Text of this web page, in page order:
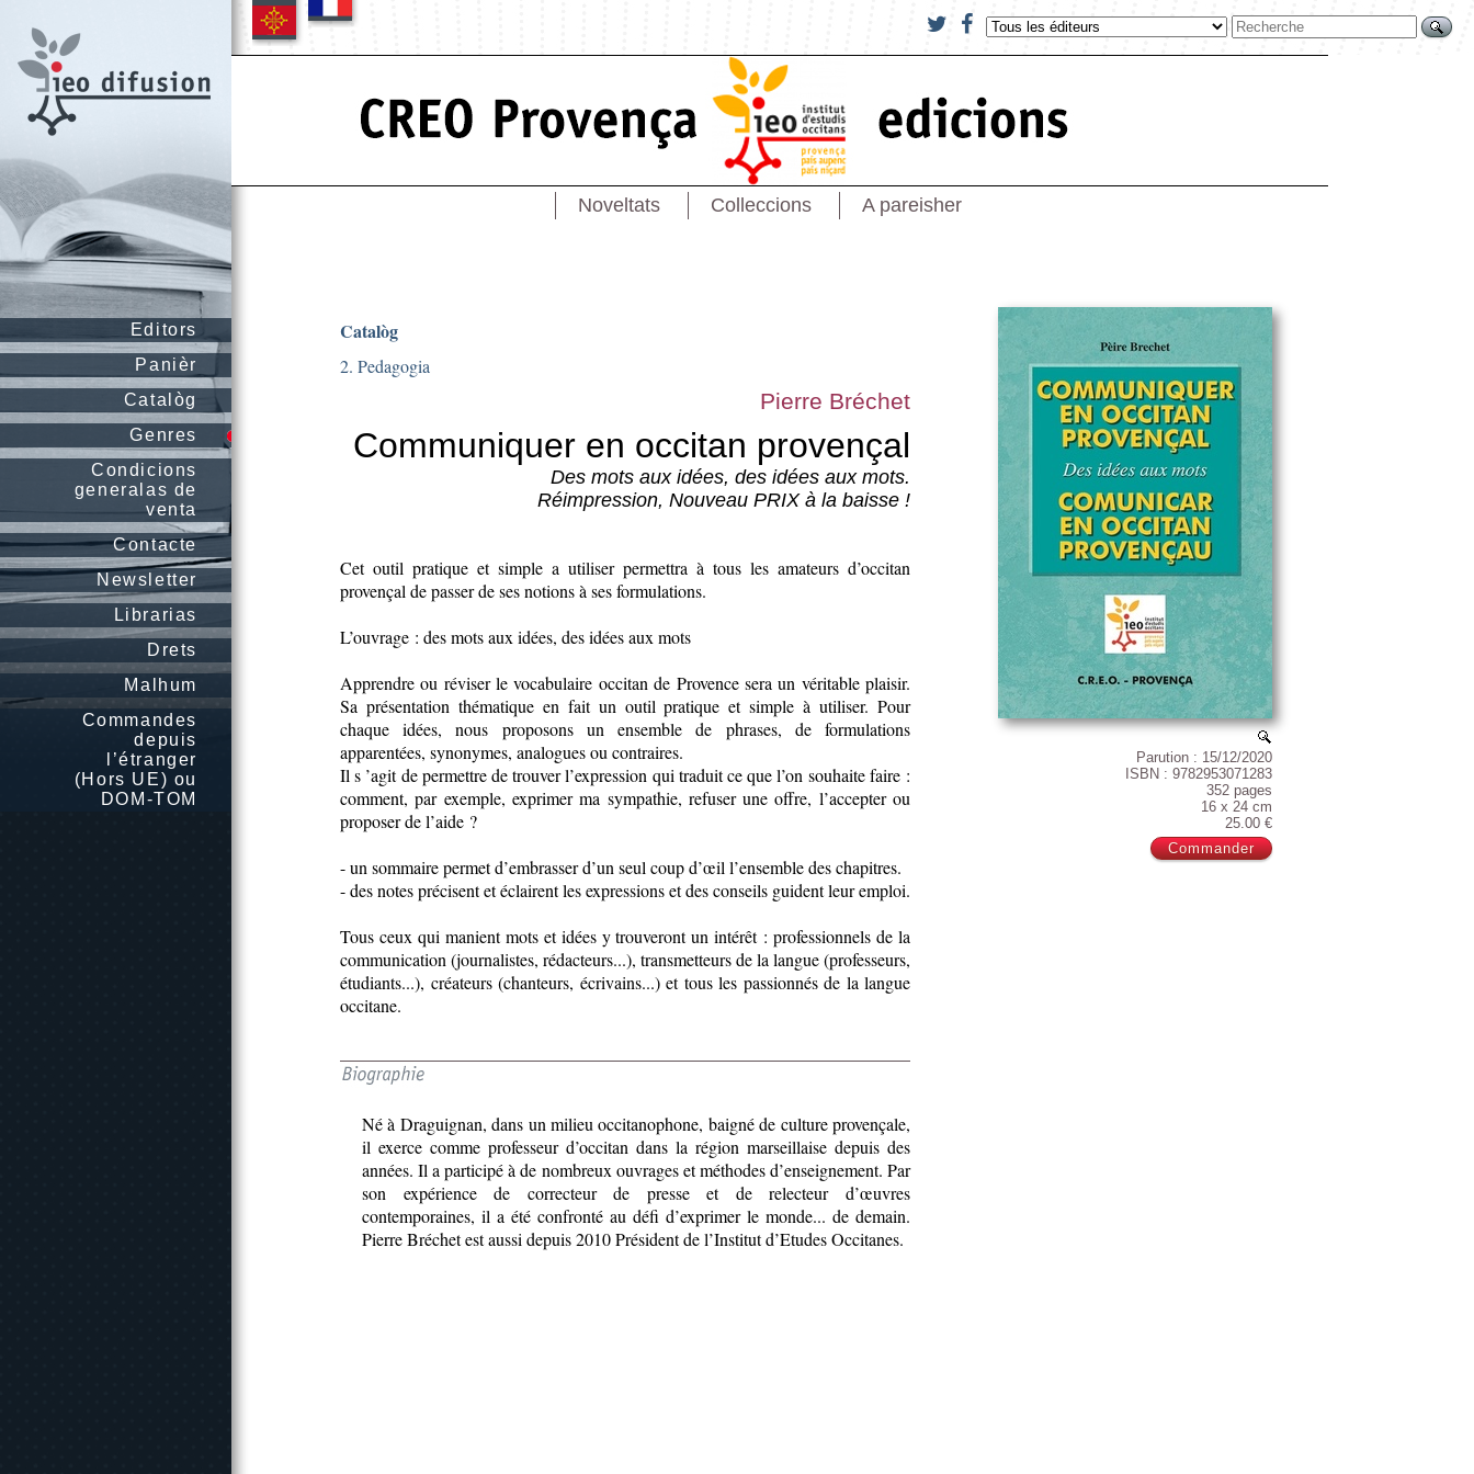
Editors
Panièr
Catalòg
Genres
Condicions
generalas de
venta
Contacte
Newsletter
Librarias
Drets
Malhum
Commandes
depuis
l’étranger
(Hors UE) ou
DOM-TOM
Noveltats Colleccions A pareisher
Parution : 15/12/2020
ISBN : 9782953071283
352 pages
16 x 24 cm
25.00 €
Catalòg
2. Pedagogia
Pierre Bréchet
Communiquer en occitan provençal
Des mots aux idées, des idées aux mots.
Réimpression, Nouveau PRIX à la baisse !
Cet outil pratique et simple a utiliser permettra à tous les amateurs d’occitan
provençal de passer de ses notions à ses formulations.
L’ouvrage : des mots aux idées, des idées aux mots
Apprendre ou réviser le vocabulaire occitan de Provence sera un véritable plaisir.
Sa présentation thématique en fait un outil pratique et simple à utiliser. Pour
chaque idées, nous proposons un ensemble de phrases, de formulations
apparentées, synonymes, analogues ou contraires.
Il s ’agit de permettre de trouver l’expression qui traduit ce que l’on souhaite faire :
comment, par exemple, exprimer ma sympathie, refuser une offre, l’accepter ou
proposer de l’aide ?
- un sommaire permet d’embrasser d’un seul coup d’œil l’ensemble des chapitres.
- des notes précisent et éclairent les expressions et des conseils guident leur emploi.
Tous ceux qui manient mots et idées y trouveront un intérêt : professionnels de la
communication (journalistes, rédacteurs...), transmetteurs de la langue (professeurs,
étudiants...), créateurs (chanteurs, écrivains...) et tous les passionnés de la langue
occitane.
Né à Draguignan, dans un milieu occitanophone, baigné de culture provençale,
il exerce comme professeur d’occitan dans la région marseillaise depuis des
années. Il a participé à de nombreux ouvrages et méthodes d’enseignement. Par
son expérience de correcteur de presse et de relecteur d’œuvres
contemporaines, il a été confronté au défi d’exprimer le monde... de demain.
Pierre Bréchet est aussi depuis 2010 Président de l’Institut d’Etudes Occitanes.